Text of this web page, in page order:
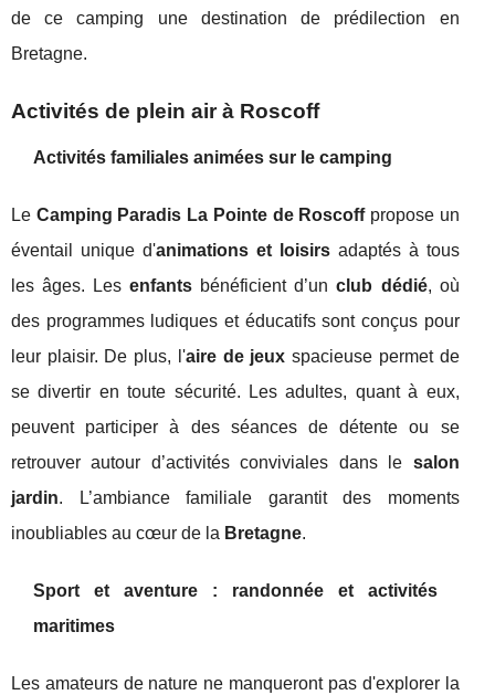
de ce camping une destination de prédilection en
Bretagne.
Activités de plein air à Roscoff
Activités familiales animées sur le camping
Le Camping Paradis La Pointe de Roscoffpropose un
éventail unique d'animations et loisirsadaptés à tous
les âges. Lesenfants bénéficient d’unclub dédié, où
des programmes ludiques et éducatifs sont conçus pour
leur plaisir. De plus, l'aire de jeux spacieuse permet de
se divertir en toute sécurité. Les adultes, quant à eux,
peuvent participer à des séances de détente ou se
retrouver autour d’activités conviviales dans le salon
jardin. L’ambiance familiale garantit des moments
inoubliables au cœur de la Bretagne.
Sport et aventure : randonnée et activités
maritimes
Les amateurs de nature ne manqueront pas d'explorer la